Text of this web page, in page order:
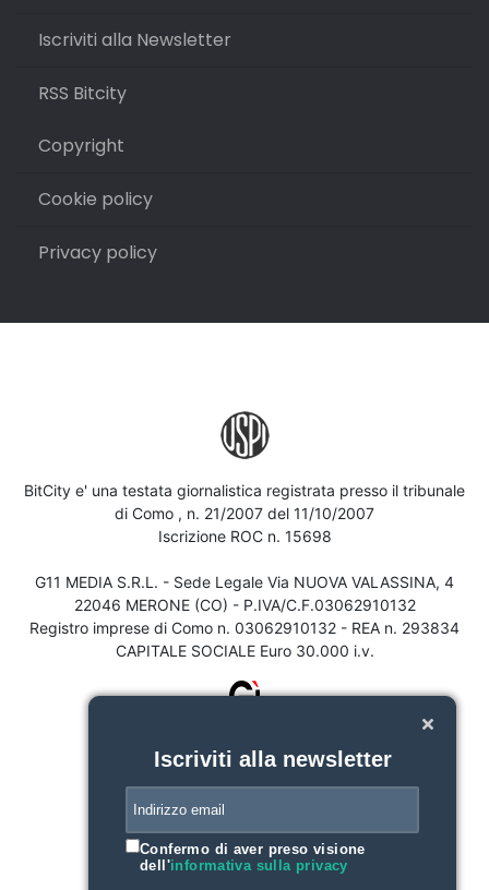
Iscriviti alla Newsletter
RSS Bitcity
Copyright
Cookie policy
Privacy policy
BitCity e' una testata giornalistica registrata presso il tribunale
di Como , n. 21/2007 del 11/10/2007
Iscrizione ROC n. 15698
G11 MEDIA S.R.L. - Sede Legale Via NUOVA VALASSINA, 4
22046 MERONE (CO) - P.IVA/C.F.03062910132
Registro imprese di Como n. 03062910132 - REA n. 293834
CAPITALE SOCIALE Euro 30.000 i.v.
Iscriviti alla newsletter
Confermo di aver preso visione
dell'informativa sulla privacy